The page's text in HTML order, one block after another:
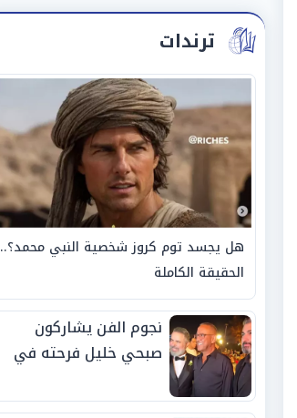
ترندات
هل يجسد توم كروز شخصية النبي محمد؟..
الحقيقة الكاملة
نجوم الفن يشاركون
صبحي خليل فرحته في